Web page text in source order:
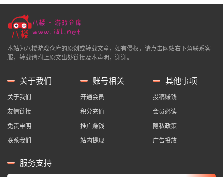
本站为八楼游戏仓库的原创或转载文章，如有侵权，请点击网站右下角联系客
服，转载请附上原文出处链接及本声明，谢谢。
关于我们
关于我们
友情链接
免责申明
联系我们
账号相关
开通会员
积分充值
推广赚钱
站内提现
其他事项
投稿赚钱
会员必读
隐私政策
广告投放
服务支持